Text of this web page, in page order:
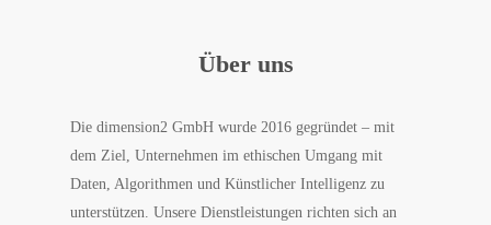
Über uns
Die dimension2 GmbH wurde 2016 gegründet – mit
dem Ziel, Unternehmen im ethischen Umgang mit
Daten, Algorithmen und Künstlicher Intelligenz zu
unterstützen. Unsere Dienst­leistungen richten sich an